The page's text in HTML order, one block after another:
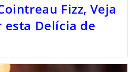
Fizz, Veja
esta Delícia de